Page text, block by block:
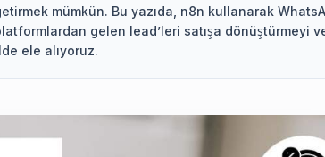
mümkün. Bu yazıda, n8n kullanarak
gelen lead’leri satışa dönüştürmeyi
ele alıyoruz.